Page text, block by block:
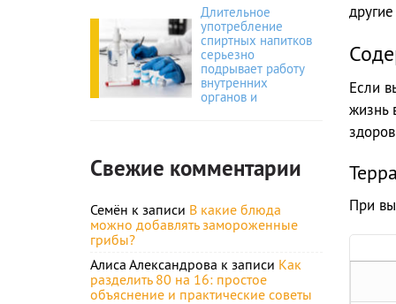
Длительное
употребление
спиртных напитков
серьезно
подрывает работу
внутренних
органов и
Свежие комментарии
Семён к записи В какие блюда
можно добавлять замороженные
грибы?
Алиса Александрова к записи Как
разделить 80 на 16: простое
объяснение и практические советы
Если
жизнь
При